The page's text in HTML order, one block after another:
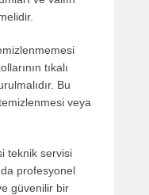
tıkalı
Bu
veya
teknik servisi
profesyonel
güvenilir bir